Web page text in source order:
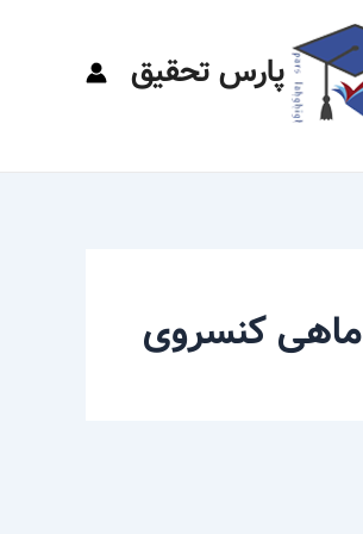
پارس تحقیق
ماهی کنسروی